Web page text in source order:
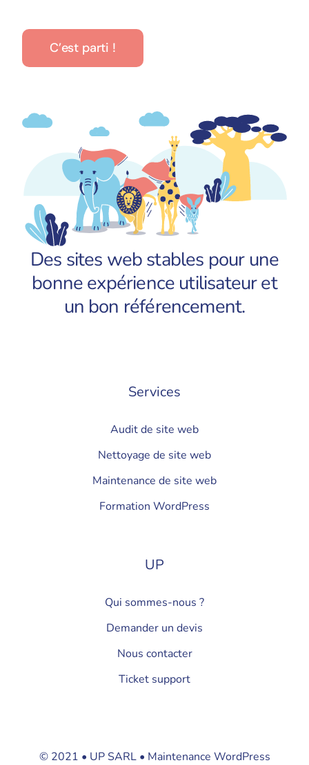
C’est parti !
Des sites web stables pour une
bonne expérience utilisateur et
un bon référencement.
Services
Audit de site web
Nettoyage de site web
Maintenance de site web
Formation WordPress
UP
Qui sommes-nous ?
Demander un devis
Nous contacter
Ticket support
© 2021 • UP SARL • Maintenance WordPress